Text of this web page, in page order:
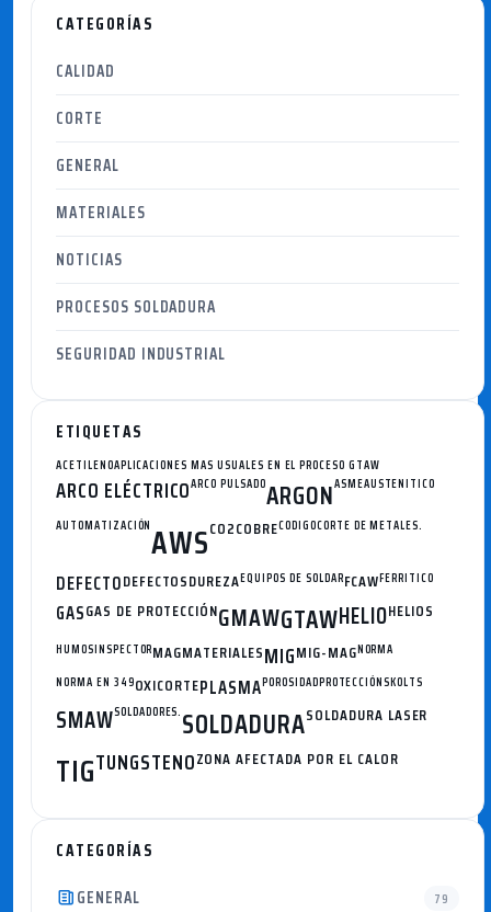
CATEGORÍAS
CALIDAD
CORTE
GENERAL
MATERIALES
NOTICIAS
PROCESOS SOLDADURA
SEGURIDAD INDUSTRIAL
ETIQUETAS
ACETILENOAPLICACIONES MAS USUALES EN EL PROCESO GTAW
ARCO ELÉCTRICOARCO PULSADOARGONASMEAUSTENITICO
AUTOMATIZACIÓNAWSCO2COBRECODIGOCORTE DE METALES.
DEFECTODEFECTOSDUREZAEQUIPOS DE SOLDARFCAWFERRITICO
GASGAS DE PROTECCIÓNGMAWGTAWHELIOHELIOS
HUMOSINSPECTORMAGMATERIALESMIGMIG-MAGNORMA
NORMA EN 349OXICORTEPLASMAPOROSIDADPROTECCIÓNSKOLTS
SMAWSOLDADORES.SOLDADURASOLDADURA LASER
TIGTUNGSTENOZONA AFECTADA POR EL CALOR
CATEGORÍAS
GENERAL
79